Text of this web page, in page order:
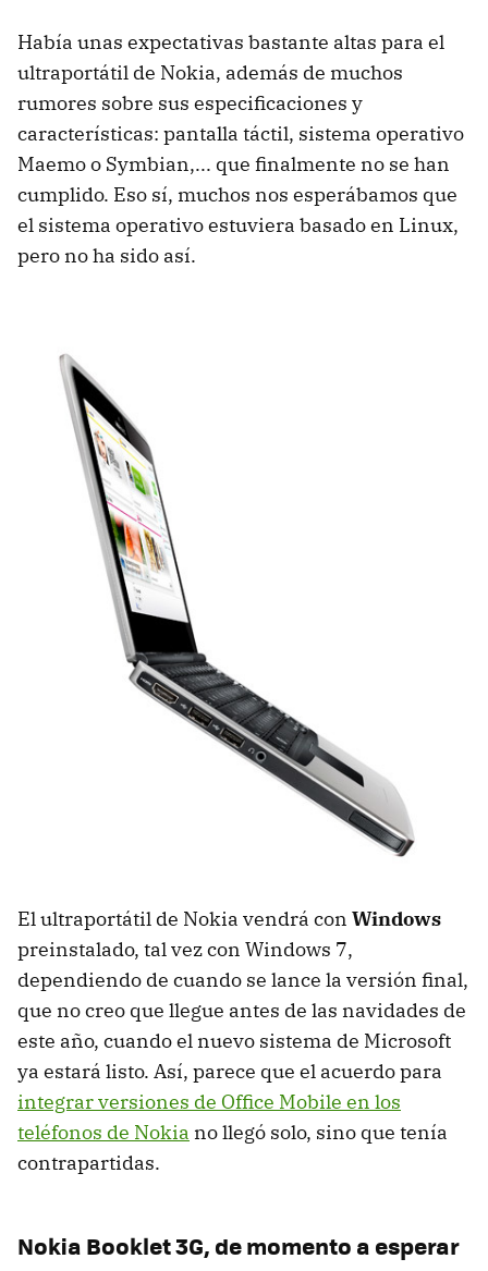
Había unas expectativas bastante altas para el
ultraportátil de Nokia, además de muchos
rumores sobre sus especificaciones y
características: pantalla táctil, sistema operativo
Maemo o Symbian,... que finalmente no se han
cumplido. Eso sí, muchos nos esperábamos que
el sistema operativo estuviera basado en Linux,
pero no ha sido así.
El ultraportátil de Nokia vendrá con Windows
preinstalado, tal vez con Windows 7,
dependiendo de cuando se lance la versión final,
que no creo que llegue antes de las navidades de
este año, cuando el nuevo sistema de Microsoft
ya estará listo. Así, parece que el acuerdo para
integrar versiones de Office Mobile en los
teléfonos de Nokia no llegó solo, sino que tenía
contrapartidas.
Nokia Booklet 3G, de momento a esperar